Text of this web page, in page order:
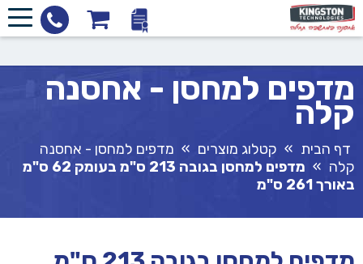
מדפים למחסן - אחסנה
קלה
דף הבית » קטלוג מוצרים » מדפים למחסן - אחסנה
קלה »
מדפים למחסן בגובה 213 ס"מ בעומק 62 ס"מ
באורך 261 ס"מ